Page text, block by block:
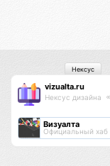
vizualta.ru
Нексус дизайна
Визуалта
Официальный хаб
Нексус